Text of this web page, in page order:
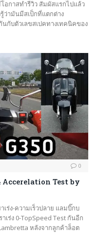
อกาสทำรีวิว สัมผัสแรกไปแล้ว
ว่ามันมีสเป็กที่แตกต่าง
กับตัวเลขสเปคทางเทคนิคของ
0
Accerelation Test by
ร่ง-ความเร็วปลาย แลมบิ๊กบ
ร่ง 0-TopSpeed Test กันอีก
หลังจากลูกค้าล็อต